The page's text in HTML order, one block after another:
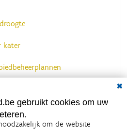
kater
gebruikt cookies om uw
om de website